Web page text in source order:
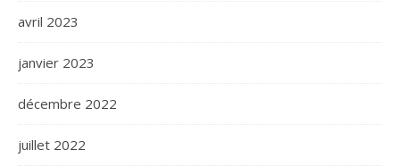
avril 2023
janvier 2023
décembre 2022
juillet 2022